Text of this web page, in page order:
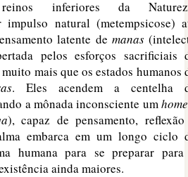
inferiores da
impulso natural (metempsicose)
latente de manas
pelos esforços sacrificiais
mais que os estados humanos
. Eles acendem a centelha
a mônada inconsciente um
), capaz de pensamento,
embarca em um longo ciclo
humana para se preparar
ainda maiores.